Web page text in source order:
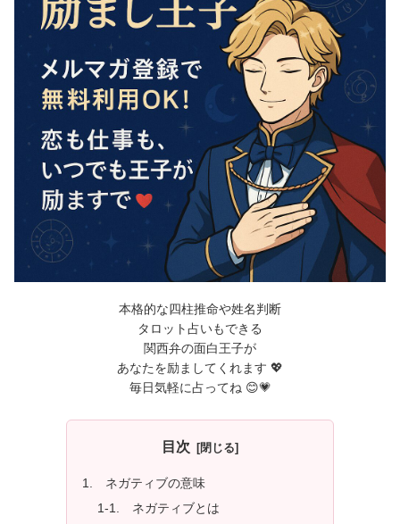
本格的な四柱推命や姓名判断
タロット占いもできる
関西弁の面白王子が
あなたを励ましてくれます 💖
毎日気軽に占ってね 😊💗
目次
1. ネガティブの意味
1-1. ネガティブとは